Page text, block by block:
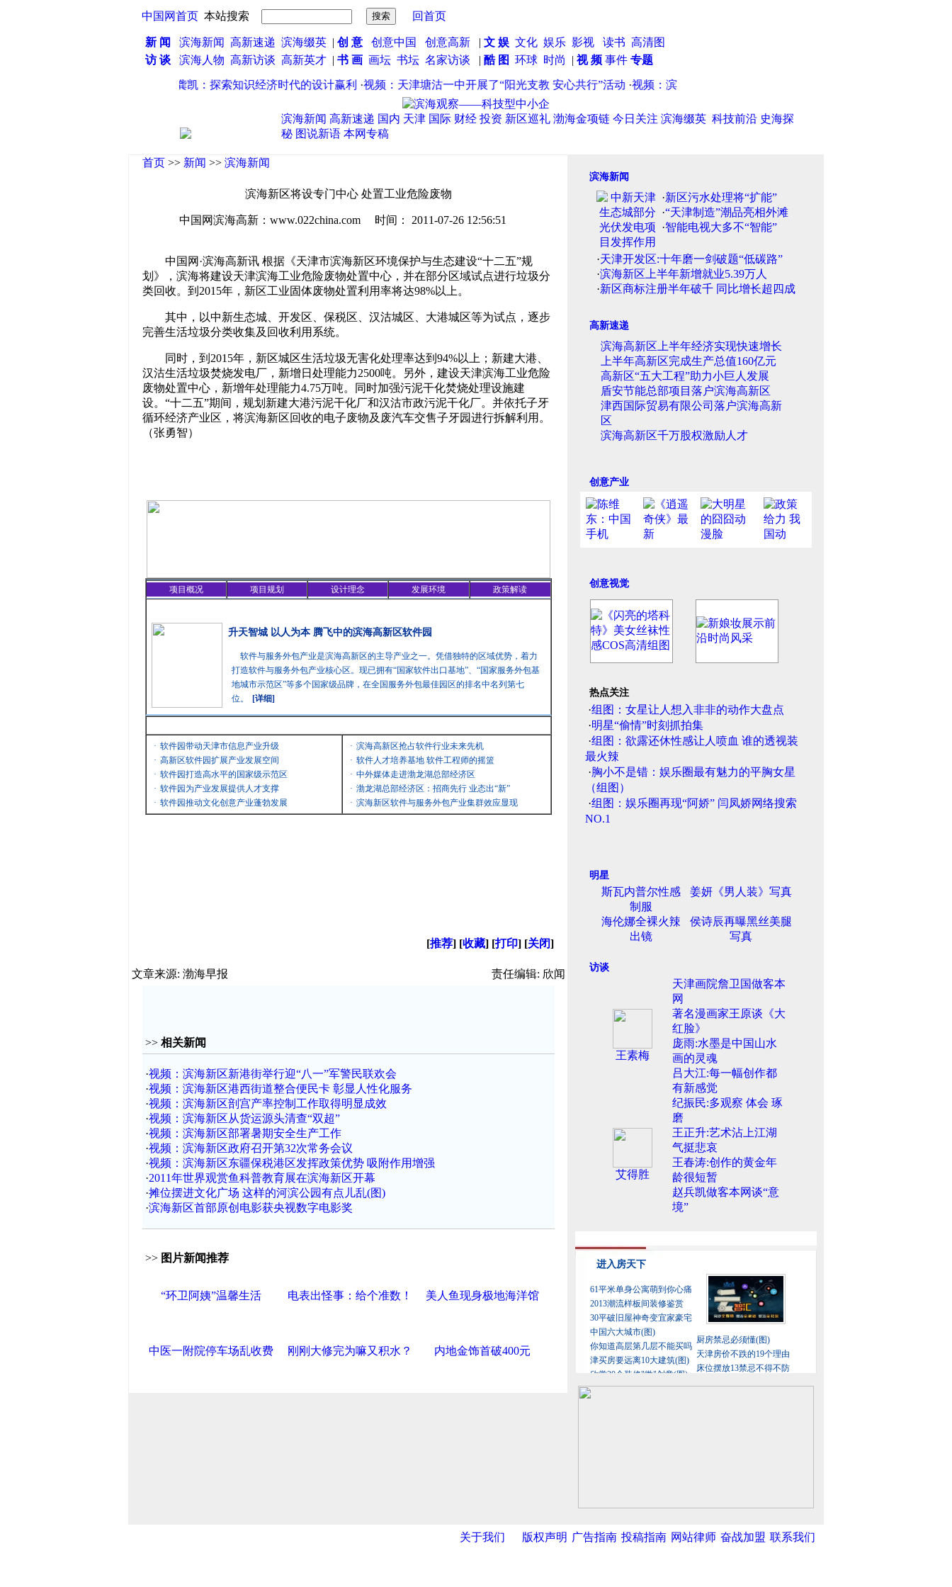
中国网首页 本站搜索 回首页
新 闻 滨海新闻 高新速递 滨海缀英| 创 意 创意中国 创意高新 | 文 娱 文化 娱乐 影视 读书 高清图
访 谈
滨海人物 高新访谈 高新英才 | 书 画 画坛 书坛 名家访谈 | 酷 图 环球 时尚 | 视 频事件 专题
龚凯：探索知识经济时代的设计赢利·视频：天津塘沽一中开展了“阳光支教 安心共行”活动·视频：滨海新区新港街举行迎“八一”军警民联欢会
滨海新闻 高新速递 国内 天津 国际 财经 投资 新区巡礼 渤海金项链 今日关注 滨海缀英 科技前沿 史海探
秘 图说新语 本网专稿
首页 >> 新闻 >> 滨海新闻
滨海新区将设专门中心 处置工业危险废物
中国网滨海高新：www.022china.com 时间： 2011-07-26 12:56:51
中国网·滨海高新讯 根据《天津市滨海新区环境保护与生态建设“十二五”规
划》，滨海将建设天津滨海工业危险废物处置中心，并在部分区域试点进行垃圾分
类回收。到2015年，新区工业固体废物处置利用率将达98%以上。
其中，以中新生态城、开发区、保税区、汉沽城区、大港城区等为试点，逐步
完善生活垃圾分类收集及回收利用系统。
同时，到2015年，新区城区生活垃圾无害化处理率达到94%以上；新建大港、
汉沽生活垃圾焚烧发电厂，新增日处理能力2500吨。另外，建设天津滨海工业危险
废物处置中心，新增年处理能力4.75万吨。同时加强污泥干化焚烧处理设施建
设。“十二五”期间，规划新建大港污泥干化厂和汉沽市政污泥干化厂。并依托子牙
循环经济产业区，将滨海新区回收的电子废物及废汽车交售子牙园进行拆解利用。
（张勇智）
项目概况 项目规划 设计理念 发展环境
政策解读
升天智城 以人为本 腾飞中的滨海高新区软件园
软件与服务外包产业是滨海高新区的主导产业之一。凭借独特的区域优势，着力
打造软件与服务外包产业核心区。现已拥有“国家软件出口基地”、“国家服务外包基
地城市示范区”等多个国家级品牌，在全国服务外包最佳园区的排名中名列第七
位。
[详细]
· 软件园带动天津市信息产业升级
· 高新区软件园扩展产业发展空间
· 软件园打造高水平的国家级示范区
· 软件园为产业发展提供人才支撑
· 软件园推动文化创意产业蓬勃发展
· 滨海高新区抢占软件行业未来先机
· 软件人才培养基地 软件工程师的摇篮
· 中外媒体走进渤龙湖总部经济区
· 渤龙湖总部经济区：招商先行 业态出“新”
· 滨海新区软件与服务外包产业集群效应显现
[推荐] [收藏] [打印] [关闭]
文章来源: 渤海早报 责任编辑: 欣闻
>> 相关新闻
·视频：滨海新区新港街举行迎“八一”军警民联欢会
·视频：滨海新区港西街道整合便民卡 彰显人性化服务
·视频：滨海新区剖宫产率控制工作取得明显成效
·视频：滨海新区从货运源头清查“双超”
·视频：滨海新区部署暑期安全生产工作
·视频：滨海新区政府召开第32次常务会议
·视频：滨海新区东疆保税港区发挥政策优势 吸附作用增强
·2011年世界观赏鱼科普教育展在滨海新区开幕
·摊位摆进文化广场 这样的河滨公园有点儿乱(图)
·滨海新区首部原创电影获央视数字电影奖
>> 图片新闻推荐
“环卫阿姨”温馨生活 电表出怪事：给个准数！ 美人鱼现身极地海洋馆
中医一附院停车场乱收费 刚刚大修完为嘛又积水？ 内地金饰首破400元
滨海新闻
·新区污水处理将“扩能”
·“天津制造”潮品亮相外滩
·智能电视大多不“智能”
·天津开发区:十年磨一剑破题“低碳路”
·滨海新区上半年新增就业5.39万人
·新区商标注册半年破千 同比增长超四成
高新速递
滨海高新区上半年经济实现快速增长
上半年高新区完成生产总值160亿元
高新区“五大工程”助力小巨人发展
盾安节能总部项目落户滨海高新区
津西国际贸易有限公司落户滨海高新
区
滨海高新区千万股权激励人才
创意产业
创意视觉
热点关注
·组图：女星让人想入非非的动作大盘点
·明星“偷情”时刻抓拍集
·组图：欲露还休性感让人喷血 谁的透视装
最火辣
·胸小不是错：娱乐圈最有魅力的平胸女星
（组图）
·组图：娱乐圈再现“阿娇” 闫凤娇网络搜索
NO.1
明星
斯瓦内普尔性感
制服
姜妍《男人装》写真
海伦娜全裸火辣
出镜
侯诗辰再曝黑丝美腿
写真
访谈
王素梅
天津画院詹卫国做客本
网
著名漫画家王原谈《大
红脸》
庞雨:水墨是中国山水
画的灵魂
吕大江:每一幅创作都
有新感觉
艾得胜
纪振民:多观察 体会 琢
磨
王正升:艺术沾上江湖
气挺悲哀
王春涛:创作的黄金年
龄很短暂
赵兵凯做客本网谈“意
境”
关于我们 版权声明 广告指南 投稿指南 网站律师 奋战加盟 联系我们